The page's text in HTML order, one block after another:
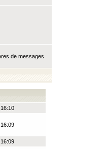
de messages